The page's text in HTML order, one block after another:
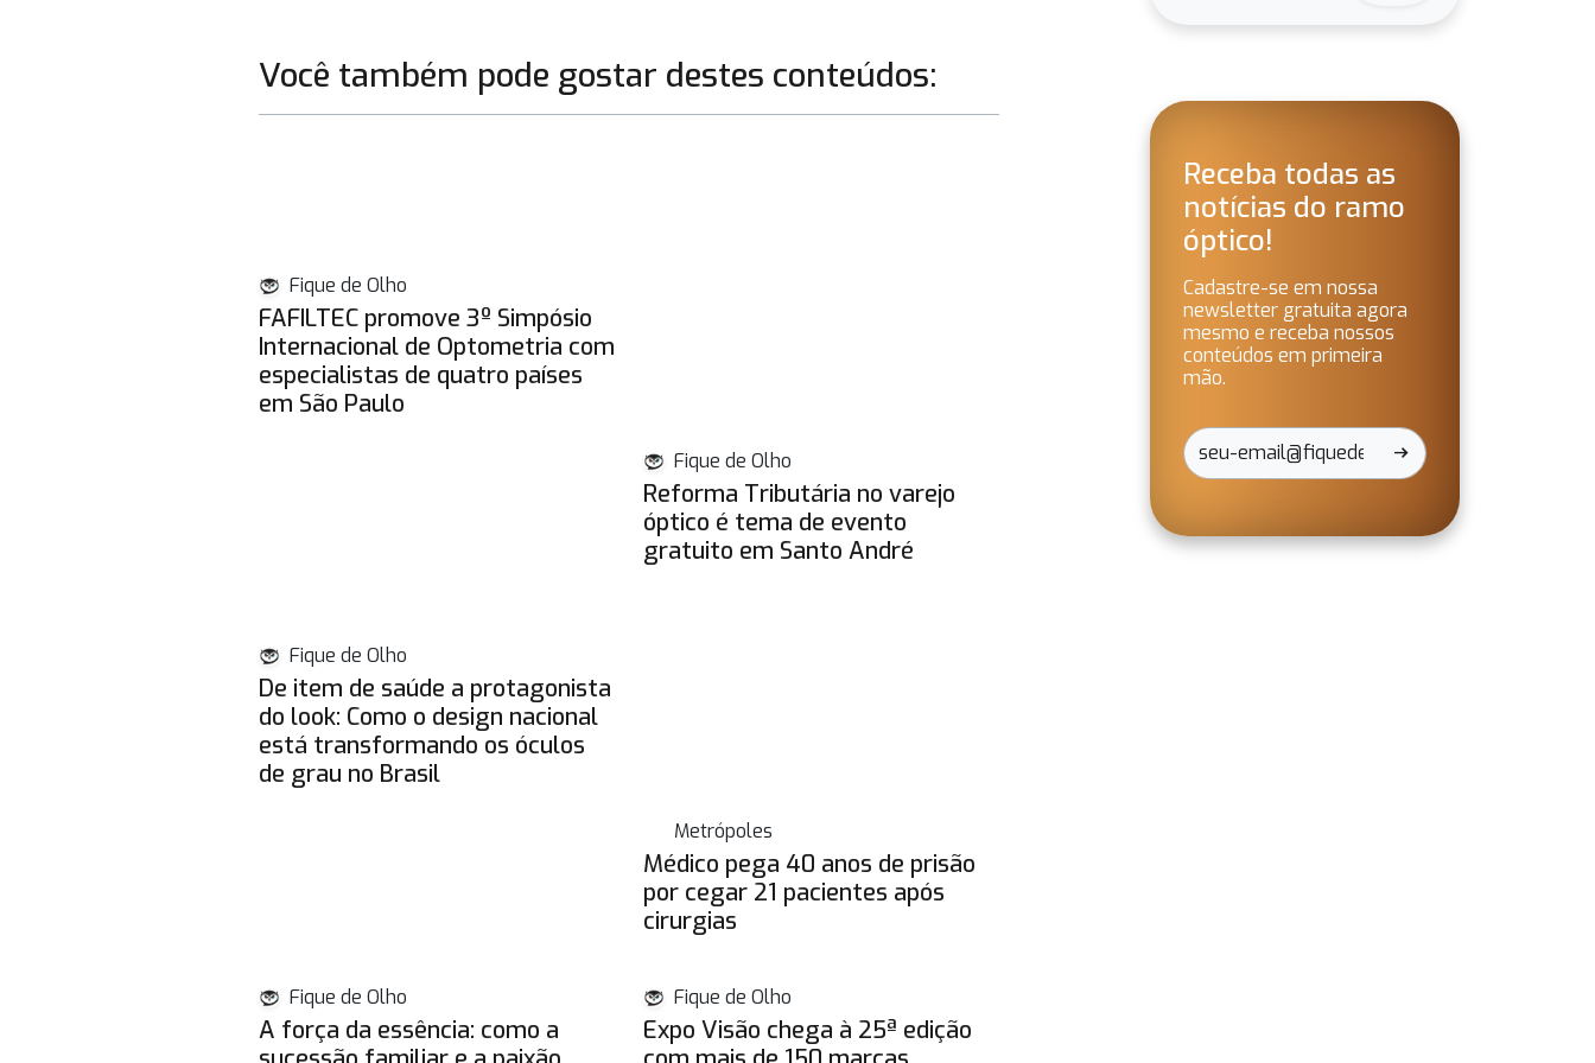
Você também pode gostar destes conteúdos:
Fique de Olho
FAFILTEC promove 3º Simpósio
Internacional de Optometria com
especialistas de quatro países
em São Paulo
Fique de Olho
Reforma Tributária no varejo
óptico é tema de evento
gratuito em Santo André
Fique de Olho
De item de saúde a protagonista
do look: Como o design nacional
está transformando os óculos
de grau no Brasil
Metrópoles
Médico pega 40 anos de prisão
por cegar 21 pacientes após
cirurgias
Fique de Olho
A força da essência: como a
Fique de Olho
Expo Visão chega à 25ª edição
Receba todas as
notícias do ramo
óptico!
Cadastre-se em nossa
newsletter gratuita agora
mesmo e receba nossos
conteúdos em primeira
mão.
arrow_right_alt